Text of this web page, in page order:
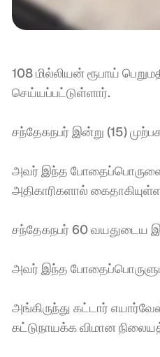
108 மில்லியன் ரூபாய்
செய்யப்பட்டுள்ளார்.
சந்தேகநபர் இன்று (15)
அவர் இந்த போதைப்பொருளை
அதிகாரிகளால்
சந்தேகநபர் 60 வயதுடைய
அவர் இந்த
அங்கிருந்து கட்டார்
கட்டுநாயக்க விமான